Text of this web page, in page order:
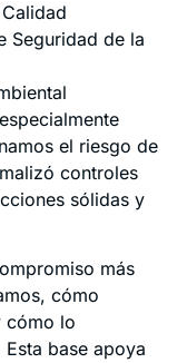
Seguridad de la
el riesgo de
controles
sólidas y
más
cómo
cómo lo
base apoya